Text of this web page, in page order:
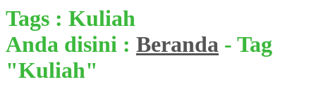
Tags : Kuliah
Anda disini : Beranda - Tag
"Kuliah"